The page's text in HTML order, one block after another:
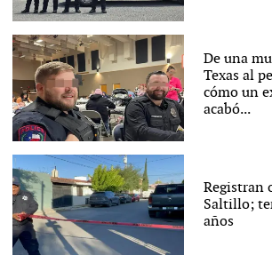
De una
Texas al
cómo un
acabó...
Registran
Saltillo;
años